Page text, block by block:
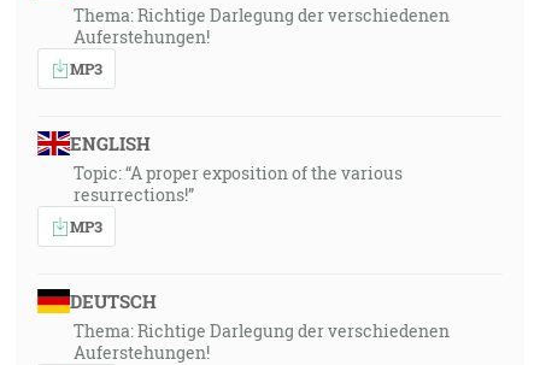
Thema: Richtige Darlegung der verschiedenen
Auferstehungen!
MP3
ENGLISH
Topic: “A proper exposition of the various
resurrections!”
MP3
DEUTSCH
Thema: Richtige Darlegung der verschiedenen
Auferstehungen!